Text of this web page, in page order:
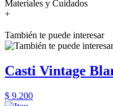
Materiales y Cuidados
+
También te puede interesar
Casti Vintage
$ 9.200